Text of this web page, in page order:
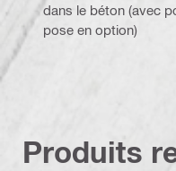
dans le béton (avec
pose en option)
Produits